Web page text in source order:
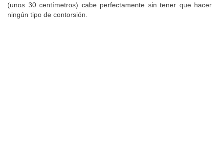
(unos 30 centímetros) cabe perfectamente sin tener que hacer
ningún tipo de contorsión.